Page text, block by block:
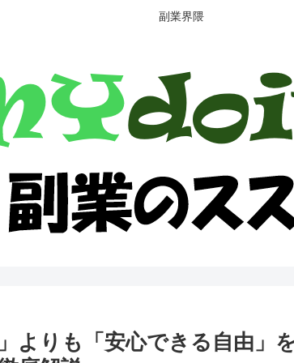
副業界隈
よりも「安心できる自由」